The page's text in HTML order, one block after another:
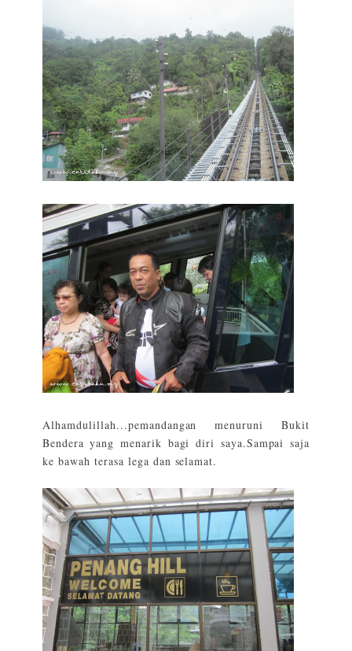
Alhamdulillah...pemandangan menuruni Bukit
Bendera yang menarik bagi diri saya.Sampai saja
ke bawah terasa lega dan selamat.